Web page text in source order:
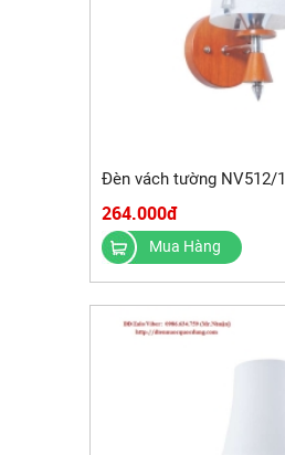
Đèn vách tường NV512/1
264.000đ
Mua Hàng